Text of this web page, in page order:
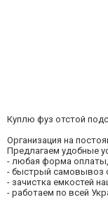
Куплю фуз отстой
Организация на
Предлагаем удобные
- любая форма оплаты,
- быстрый самовывоз
- зачистка емкостей
- работаем по всей